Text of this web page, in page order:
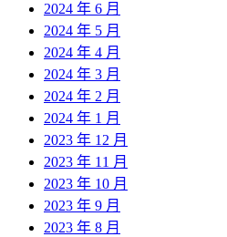
2024 年 6 月
2024 年 5 月
2024 年 4 月
2024 年 3 月
2024 年 2 月
2024 年 1 月
2023 年 12 月
2023 年 11 月
2023 年 10 月
2023 年 9 月
2023 年 8 月